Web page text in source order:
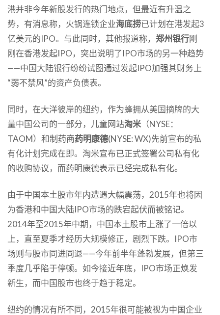
港并非今年新股发行的热门地点，但最近有升温之
势，有消息称，火锅连锁企业海底捞已计划在港发起3
亿美元的IPO。与此同时，其他报道称， 郑州银行刚
刚在香港发起IPO，突出说明了IPO市场的另一种趋势
——中国大陆银行纷纷试图通过发起IPO加强其财务上
“弱不禁风”的资产负债表。
同时，在大洋彼岸的纽约，作为蜂拥从美国摘牌的大
量中国公司的一部分，儿童网站淘米 （NYSE：
TAOM）和制药商药明康德(NYSE: WX)先前宣布的私
有化计划完成在即。淘米宣布已正式签署公司私有化
的收购协议，而药明康德表示已经完成私有化。
由于中国本土股市年内遭遇大幅震荡，2015年也将因
为香港和中国大陆IPO市场的跌宕起伏而被铭记。
2014年至2015年中期，中国本土股市上涨了一倍以
上，直至夏季才经历大规模修正，剧烈下跌。IPO市
场则与股市同进同退——今年前半年蓬勃发展，但第三
季度几乎陷于停顿。如今接近年底，IPO市场正焕发
新生，而中国股市也终于趋于稳定。
纽约的情况有所不同，2015年很可能被视为中国企业